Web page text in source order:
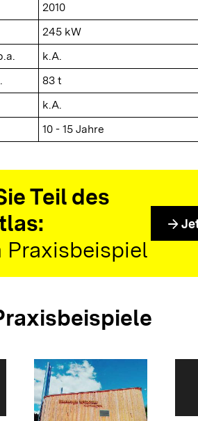
2010
245 kW
k.A.
83 t
k.A.
10 - 15 Jahre
Teil des
Praxisbeispiel
arrow_forward